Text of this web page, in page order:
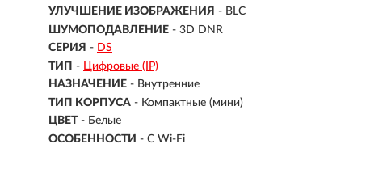
УЛУЧШЕНИЕ ИЗОБРАЖЕНИЯ - BLC
ШУМОПОДАВЛЕНИЕ - 3D DNR
СЕРИЯ - DS
ТИП - Цифровые (IP)
НАЗНАЧЕНИЕ - Внутренние
ТИП КОРПУСА - Компактные (мини)
ЦВЕТ - Белые
ОСОБЕННОСТИ - С Wi-Fi